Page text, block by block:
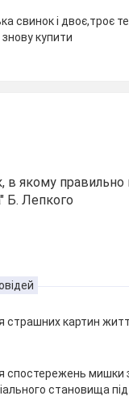
свинок і двоє,троє
купити
в якому
Б. Лепкого
страшних картин
спостережень мишки
становища